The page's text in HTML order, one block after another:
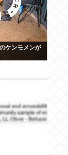
ケンモメンが